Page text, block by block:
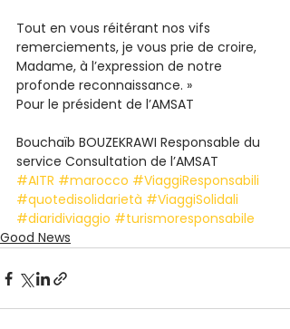
Tout en vous réitérant nos vifs
remerciements, je vous prie de croire,
Madame, à l’expression de notre
profonde reconnaissance. »
Pour le président de l’AMSAT
Bouchaïb BOUZEKRAWI Responsable du
service Consultation de l’AMSAT
#AITR #marocco #ViaggiResponsabili
#quotedisolidarietà #ViaggiSolidali
#diaridiviaggio #turismoresponsabile
Good News